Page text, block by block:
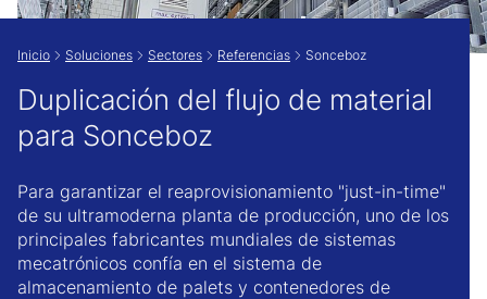
Inicio Soluciones Sectores Referencias Sonceboz
Duplicación del flujo de material
para Sonceboz
Para garantizar el reaprovisionamiento "just-in-time"
de su ultramoderna planta de producción, uno de los
principales fabricantes mundiales de sistemas
mecatrónicos confía en el sistema de
almacenamiento de palets y contenedores de